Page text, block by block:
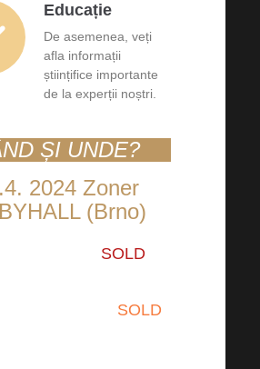
Educație
De asemenea, veți
afla informații
științifice importante
de la experții noștri.
ȘI UNDE?
2024 Zoner
(Brno)
SOLD
SOLD